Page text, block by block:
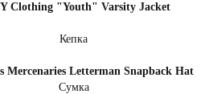
Clothing "Youth" Varsity Jacket
Кепка
Mercenaries Letterman Snapback Hat
Сумка